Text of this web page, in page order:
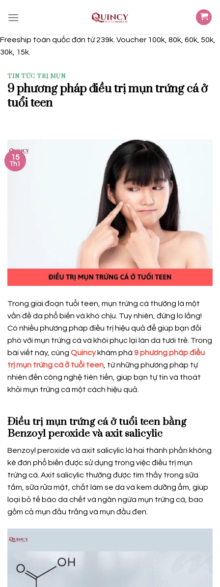
Freeship toàn quốc đơn từ 239k. Voucher 100k, 80k, 60k, 50k,
30k, 15k.
TIN TỨC TRỊ MỤN
9 phương pháp điều trị mụn trứng cá ở
tuổi teen
15
Th1
Trong giai đoạn tuổi teen, mụn trứng cá thường là một
vấn đề da phổ biến và khó chịu. Tuy nhiên, đừng lo lắng!
Có nhiều phương pháp điều trị hiệu quả để giúp bạn đối
phó với mụn trứng cá và khôi phục lại làn da tươi trẻ. Trong
bài viết này, cùng Quincykhám phá 9 phương pháp điều
trị mụn trứng cá ở tuổi teen, từ những phương pháp tự
nhiên đến công nghệ tiên tiến, giúp bạn tự tin và thoát
khỏi mụn trứng cá một cách hiệu quả.
Điều trị mụn trứng cá ở tuổi teen bằng
Benzoyl peroxide và axit salicylic
Benzoyl peroxide và axit salicylic là hai thành phần không
kê đơn phổ biến được sử dụng trong việc điều trị mụn
trứng cá. Axit salicylic thường được tìm thấy trong sữa
tắm, sữa rửa mặt, chất làm se da và kem dưỡng ẩm, giúp
loại bỏ tế bào da chết và ngăn ngừa mụn trứng cá, bao
gồm cả mụn đầu trắng và mụn đầu đen.